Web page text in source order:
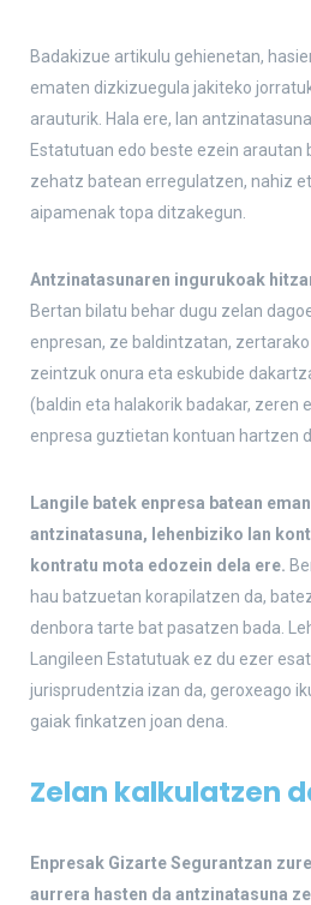
Badakizue artikulu gehienetan,
ematen dizkizuegula jakiteko
arauturik. Hala ere, lan
Estatutuan edo beste ezein arautan
zehatz batean erregulatzen, nahiz
aipamenak topa ditzakegun.
Antzinatasunaren ingurukoak
Bertan bilatu behar dugu zelan
enpresan, ze baldintzatan,
zeintzuk onura eta eskubide
(baldin eta halakorik badakar, zeren
enpresa guztietan kontuan hartzen
Langile batek enpresa batean
antzinatasuna, lehenbiziko lan
kontratu mota edozein dela ere.
hau batzuetan korapilatzen da,
denbora tarte bat pasatzen bada.
Langileen Estatutuak ez du ezer
jurisprudentzia izan da, geroxeago
gaiak finkatzen joan dena.
Zelan kalkulatzen
Enpresak Gizarte Segurantzan
aurrera hasten da antzinatasuna